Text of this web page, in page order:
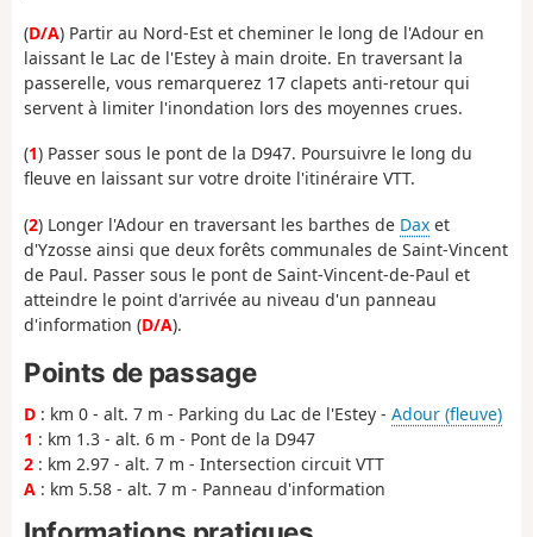
(D/A) Partir au Nord-Est et cheminer le long de l'Adour en
laissant le Lac de l'Estey à main droite. En traversant la
passerelle, vous remarquerez 17 clapets anti-retour qui
servent à limiter l'inondation lors des moyennes crues.
(1) Passer sous le pont de la D947. Poursuivre le long du
fleuve en laissant sur votre droite l'itinéraire VTT.
(2) Longer l'Adour en traversant les barthes de Dax et
d'Yzosse ainsi que deux forêts communales de Saint-Vincent
de Paul. Passer sous le pont de Saint-Vincent-de-Paul et
atteindre le point d'arrivée au niveau d'un panneau
d'information (D/A).
Points de passage
D : km 0 - alt. 7 m - Parking du Lac de l'Estey - Adour (fleuve)
1 : km 1.3 - alt. 6 m - Pont de la D947
2 : km 2.97 - alt. 7 m - Intersection circuit VTT
A : km 5.58 - alt. 7 m - Panneau d'information